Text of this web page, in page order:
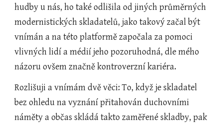
hudby u nás, ho také odlišila od jiných průměrných
modernistických skladatelů, jako takový začal být
vnímán a na této platformě započala za pomoci
vlivných lidí a médií jeho pozoruhodná, dle mého
názoru ovšem značně kontroverzní kariéra.
Rozlišuji a vnímám dvě věci: To, když je skladatel
bez ohledu na vyznání přitahován duchovními
náměty a občas skládá takto zaměřené skladby, pak